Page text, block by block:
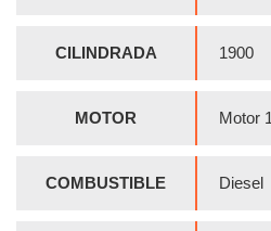
CILINDRADA 1900
MOTOR Motor
COMBUSTIBLE Diesel